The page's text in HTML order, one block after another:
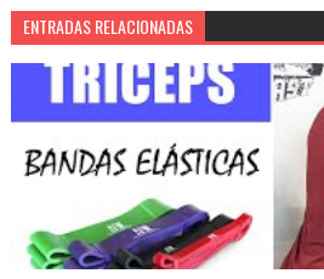
ENTRADAS RELACIONADAS